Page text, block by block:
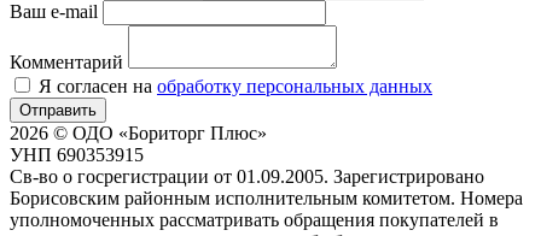
Ваш e-mail
Комментарий
Я согласен на обработку персональных данных
Отправить
2026 © ОДО «Бориторг Плюс»
УНП 690353915
Св-во о госрегистрации от 01.09.2005. Зарегистрировано
Борисовским районным исполнительным комитетом. Номера
уполномоченных рассматривать обращения покупателей в